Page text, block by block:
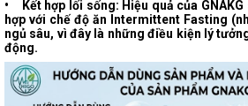
•
Kết hợp lối sống: Hiệu quả của
hợp với chế độ ăn Intermittent Fasting
ngủ sâu, vì đây là những điều kiện lý
động.